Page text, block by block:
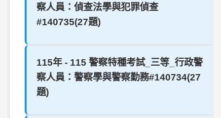
察人員：偵查法學與犯罪偵查
#140735(27題)
115年 - 115 警察特種考試_三等_行政警
察人員：警察學與警察勤務#140734(27
題)